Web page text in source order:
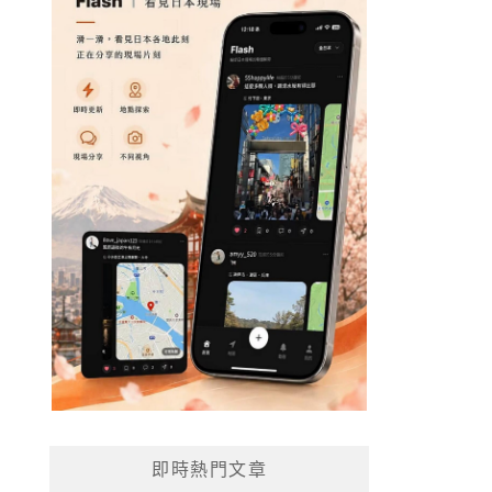
即時熱門文章